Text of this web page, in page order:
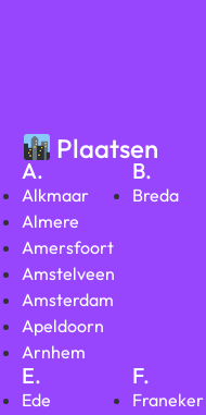
Plaatsen
A.
Alkmaar
Almere
Amersfoort
Amstelveen
Amsterdam
Apeldoorn
Arnhem
B.
Breda
E.
Ede
F.
Franeker